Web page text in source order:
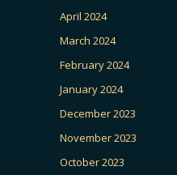
April 2024
March 2024
February 2024
January 2024
December 2023
November 2023
October 2023